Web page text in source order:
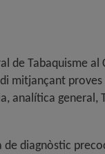
de Tabaquisme al
mitjançant proves
analítica general,
diagnòstic